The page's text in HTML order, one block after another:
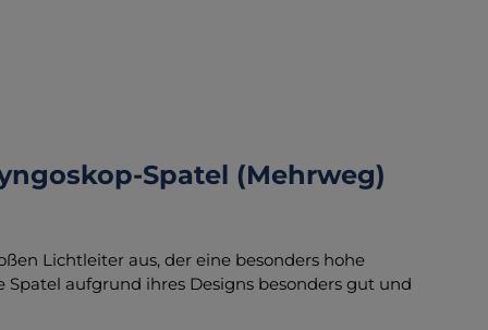
Spatel (Mehrweg)
Lichtleiter aus, der eine besonders hohe
aufgrund ihres Designs besonders gut und